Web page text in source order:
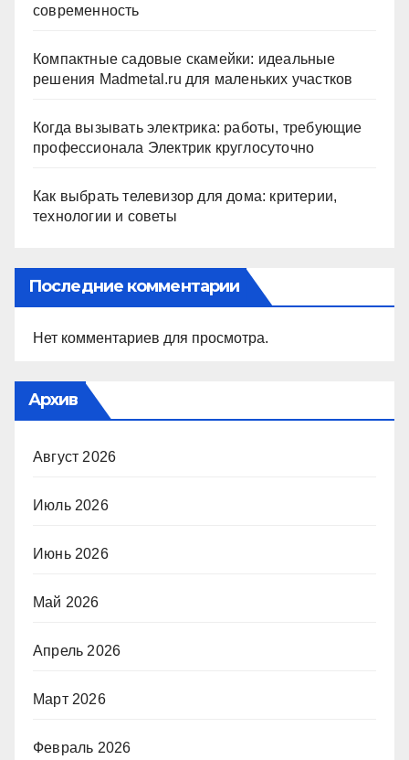
современность
Компактные садовые скамейки: идеальные
решения Madmetal.ru для маленьких участков
Когда вызывать электрика: работы, требующие
профессионала Электрик круглосуточно
Как выбрать телевизор для дома: критерии,
технологии и советы
Последние комментарии
Нет комментариев для просмотра.
Архив
Август 2026
Июль 2026
Июнь 2026
Май 2026
Апрель 2026
Март 2026
Февраль 2026